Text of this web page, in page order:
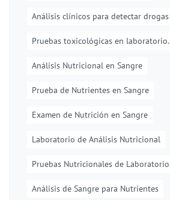
Análisis clínicos para detectar drogas
Pruebas toxicológicas en laboratorio.
Análisis Nutricional en Sangre
Prueba de Nutrientes en Sangre
Examen de Nutrición en Sangre
Laboratorio de Análisis Nutricional
Pruebas Nutricionales de Laboratorio
Análisis de Sangre para Nutrientes